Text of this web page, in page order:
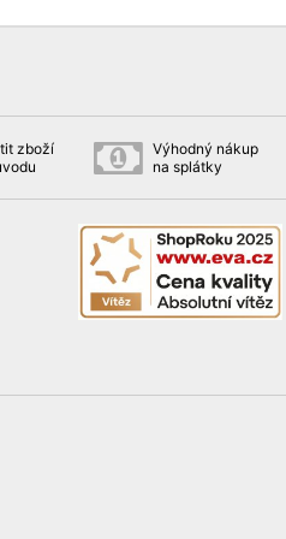
zboží
Výhodný nákup
na splátky